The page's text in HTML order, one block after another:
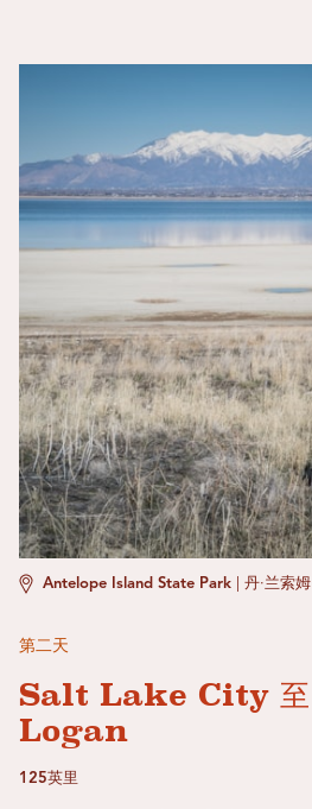
Antelope Island State Park 丹·兰索姆
第二天
Salt Lake City 至
Logan
125英里